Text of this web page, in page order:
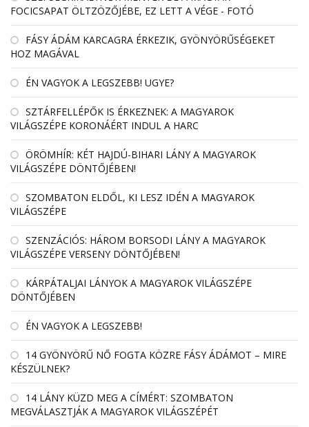
FOCICSAPAT ÖLTZÖZŐJÉBE, EZ LETT A VÉGE - FOTÓ
FÁSY ÁDÁM KARCAGRA ÉRKEZIK, GYÖNYÖRŰSÉGEKET
HOZ MAGÁVAL
ÉN VAGYOK A LEGSZEBB! UGYE?
SZTÁRFELLÉPŐK IS ÉRKEZNEK: A MAGYAROK
VILÁGSZÉPE KORONÁÉRT INDUL A HARC
ÖRÖMHÍR: KÉT HAJDÚ-BIHARI LÁNY A MAGYAROK
VILÁGSZÉPE DÖNTŐJÉBEN!
SZOMBATON ELDŐL, KI LESZ IDÉN A MAGYAROK
VILÁGSZÉPE
SZENZÁCIÓS: HÁROM BORSODI LÁNY A MAGYAROK
VILÁGSZÉPE VERSENY DÖNTŐJÉBEN!
KÁRPÁTALJAI LÁNYOK A MAGYAROK VILÁGSZÉPE
DÖNTŐJÉBEN
ÉN VAGYOK A LEGSZEBB!
14 GYÖNYÖRŰ NŐ FOGTA KÖZRE FÁSY ÁDÁMOT – MIRE
KÉSZÜLNEK?
14 LÁNY KÜZD MEG A CÍMÉRT: SZOMBATON
MEGVÁLASZTJÁK A MAGYAROK VILÁGSZÉPÉT